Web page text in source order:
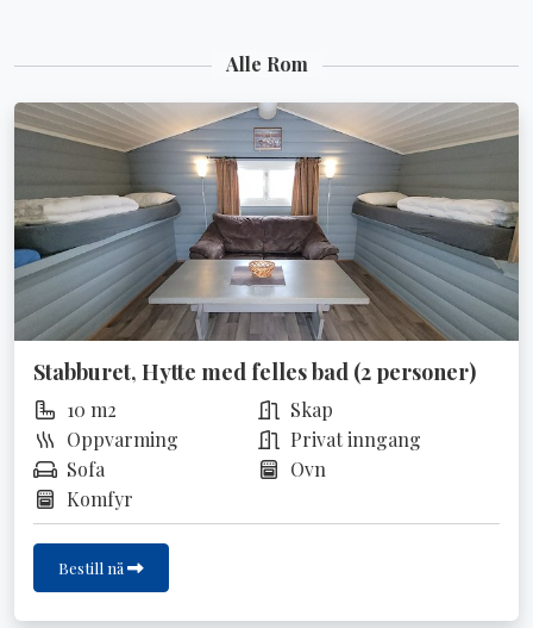
Alle Rom
Stabburet, Hytte med felles bad (2 personer)
10 m2
Skap
Oppvarming
Privat inngang
Sofa
Ovn
Komfyr
Bestill nå